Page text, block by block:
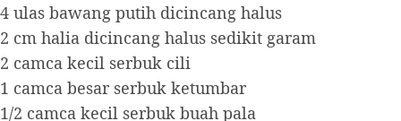
4 ulas bawang putih dicincang halus
2 cm halia dicincang halus sedikit garam
2 camca kecil serbuk cili
1 camca besar serbuk ketumbar
1/2 camca kecil serbuk buah pala